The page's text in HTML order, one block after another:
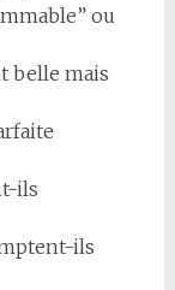
ou
belle mais
ils
ils